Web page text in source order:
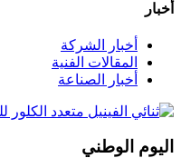
أخبار
أخبار الشركة
المقالات الفنية
أخبار الصناعة
اليوم الوطني